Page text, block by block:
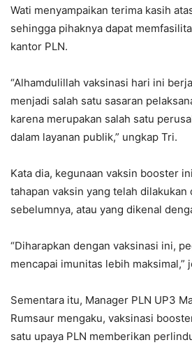
Wati menyampaikan terima kasih
sehingga pihaknya dapat
kantor PLN.
“Alhamdulillah vaksinasi hari ini
menjadi salah satu sasaran
karena merupakan salah satu
dalam layanan publik,” ungkap Tri.
Kata dia, kegunaan vaksin booster
tahapan vaksin yang telah dilakukan
sebelumnya, atau yang dikenal
“Diharapkan dengan vaksinasi ini,
mencapai imunitas lebih maksimal,”
Sementara itu, Manager PLN UP3
Rumsaur mengaku, vaksinasi
satu upaya PLN memberikan